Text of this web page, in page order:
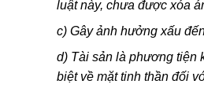
luật này, chưa được xóa
c) Gây ảnh hưởng xấu
d) Tài sản là phương tiện
biệt về mặt tinh thần đối